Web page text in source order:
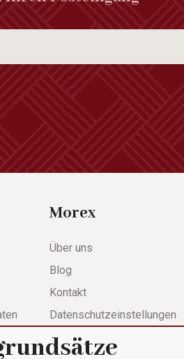
Morex
Über uns
Blog
Kontakt
Datenschutzeinstellungen